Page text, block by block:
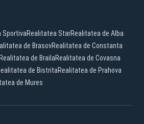
SportivaRealitatea StarRealitatea de Alba
de BrasovRealitatea de Constanta
Realitatea de BrailaRealitatea de Covasna
de BistritaRealitatea de Prahova
de Mures